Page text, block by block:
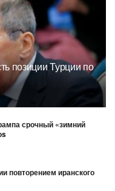
позиции Турции по
срочный «зимний
повторением иранского